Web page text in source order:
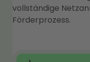
vollständige
Förderprozess.